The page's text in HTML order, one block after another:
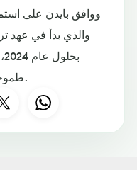
ووافق بايدن على
والذي بدأ في عهد
طموحا إلى كوكب المريخ في المستقبل.